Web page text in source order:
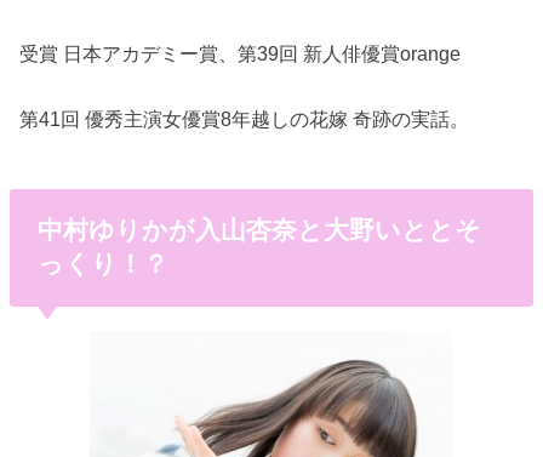
受賞 日本アカデミー賞、第39回 新人俳優賞orange
第41回 優秀主演女優賞8年越しの花嫁 奇跡の実話。
中村ゆりかが入山杏奈と大野いととそ
っくり！？